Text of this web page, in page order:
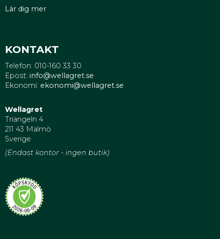
Lär dig mer
KONTAKT
Telefon: 010-160 33 30
Epost: info@wellagret.se
Ekonomi: ekonomi@wellagret.se
Wellagret
Triangeln 4
211 43 Malmö
Sverige
(Endast kontor - ingen butik)